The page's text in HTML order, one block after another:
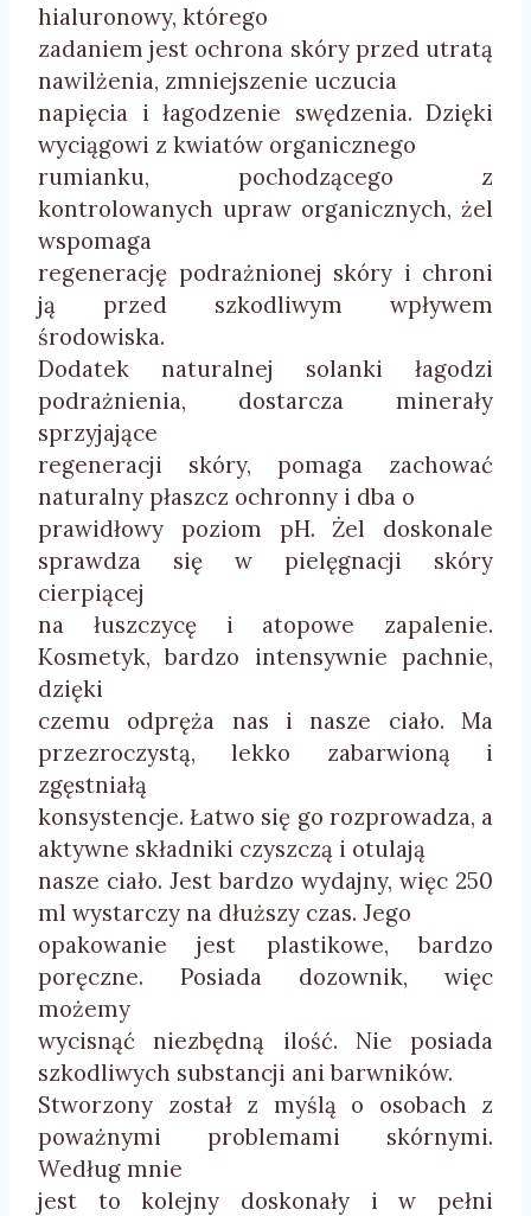
hialuronowy, którego
zadaniem jest ochrona skóry przed utratą
nawilżenia, zmniejszenie uczucia
napięcia i łagodzenie swędzenia. Dzięki
wyciągowi z kwiatów organicznego
rumianku, pochodzącego z
kontrolowanych upraw organicznych, żel
wspomaga
regenerację podrażnionej skóry i chroni
ją przed szkodliwym wpływem
środowiska.
Dodatek naturalnej solanki łagodzi
podrażnienia, dostarcza minerały
sprzyjające
regeneracji skóry, pomaga zachować
naturalny płaszcz ochronny i dba o
prawidłowy poziom pH. Żel doskonale
sprawdza się w pielęgnacji skóry
cierpiącej
na łuszczycę i atopowe zapalenie.
Kosmetyk, bardzo intensywnie pachnie,
dzięki
czemu odpręża nas i nasze ciało. Ma
przezroczystą, lekko zabarwioną i
zgęstniałą
konsystencje. Łatwo się go rozprowadza, a
aktywne składniki czyszczą i otulają
nasze ciało. Jest bardzo wydajny, więc 250
ml wystarczy na dłuższy czas. Jego
opakowanie jest plastikowe, bardzo
poręczne. Posiada dozownik, więc
możemy
wycisnąć niezbędną ilość. Nie posiada
szkodliwych substancji ani barwników.
Stworzony został z myślą o osobach z
poważnymi problemami skórnymi.
Według mnie
jest to kolejny doskonały i w pełni